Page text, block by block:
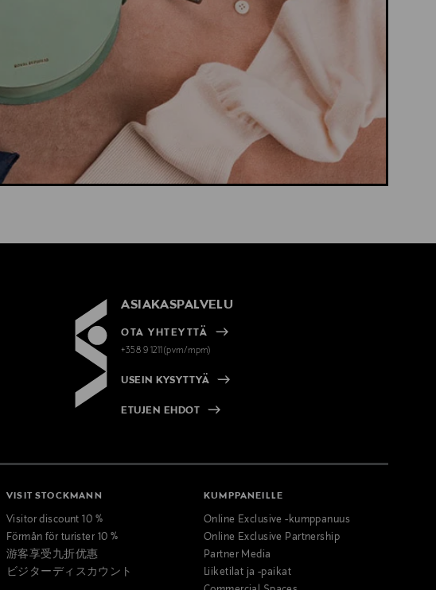
ASIAKASPALVELU
OTA YHTEYTTÄ
+358 9 1211(pvm/mpm)
USEIN KYSYTTYÄ
ETUJEN EHDOT
VISIT STOCKMANN
Visitor discount 10 %
Förmån för turister 10 %
游客享受九折优惠
ビジターディスカウント
KUMPPANEILLE
Online Exclusive -kumppanuus
Online Exclusive Partnership
Partner Media
Liiketilat ja -paikat